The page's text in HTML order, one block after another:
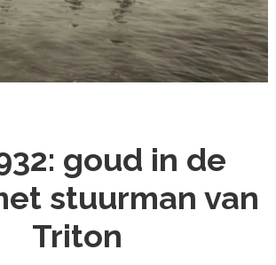
goud in de
stuurman van
Triton